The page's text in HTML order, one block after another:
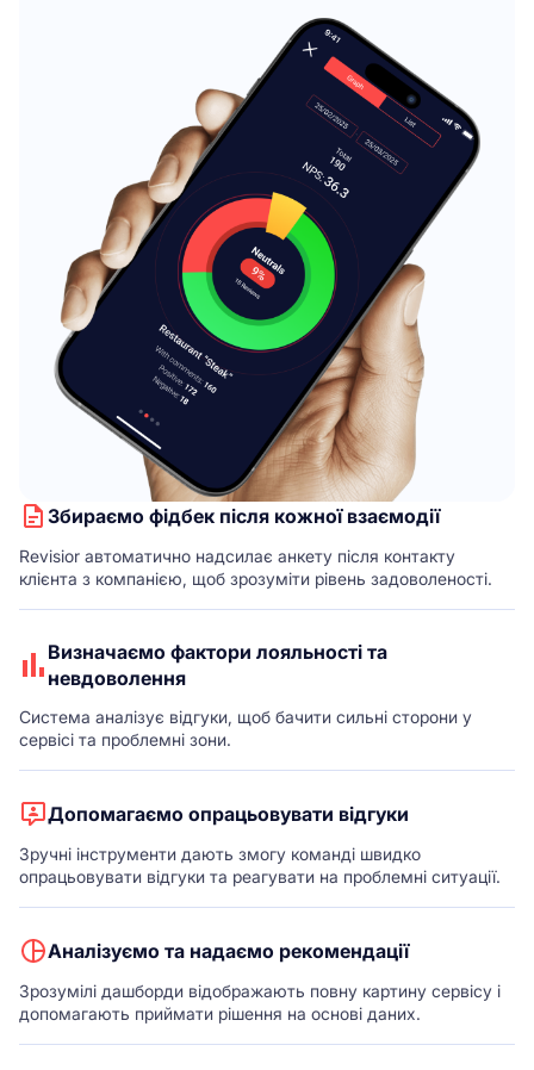
Збираємо фідбек після кожної взаємодії
Revisior автоматично надсилає анкету після контакту
клієнта з компанією, щоб зрозуміти рівень задоволеності.
Визначаємо фактори лояльності та
невдоволення
Система аналізує відгуки, щоб бачити сильні сторони у
сервісі та проблемні зони.
Допомагаємо опрацьовувати відгуки
Зручні інструменти дають змогу команді швидко
опрацьовувати відгуки та реагувати на проблемні ситуації.
Аналізуємо та надаємо рекомендації
Зрозумілі дашборди відображають повну картину сервісу і
допомагають приймати рішення на основі даних.